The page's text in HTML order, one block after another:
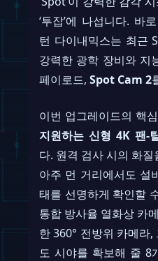
‘투잡’에 나섭니다. 바
턴 다이내믹스는 최근
강력한 광학 장비와 지
페이로드, Spot Cam 2
이번 업그레이드의 핵
지원하는 신형 4K 팬-
다. 원격 검사 시의 화
아주 먼 거리에서도 설
태를 선명하게 확인할
통합 방사율 열화상 카
한 360° 전방위 카메라
도 시야를 확보해 줄 8